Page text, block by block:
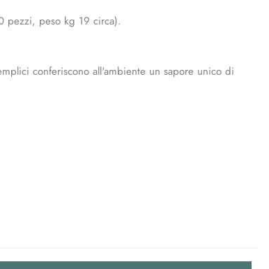
pezzi, peso kg 19 circa).
conferiscono all'ambiente un sapore unico di